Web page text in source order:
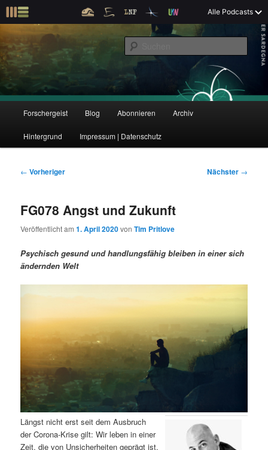
m
p
r
i
ä
Alle Podcasts
Forschergeist
Der Interview-Podcast zu Bildung und Forschung
u
e
p
Z
u
r
m
ä
r
n
I
n
Z
u
e
u
n
d
r
e
n
Forschergeist Blog Abonnieren Archiv
Hintergrund Impressum | Datenschutz
B
t
a
s
n
a
v
g
a
t
i
o
n
← Vorheriger Nächster →
FG078 Angst und Zukunft
Veröffentlicht am1. April 2020vonTim Pritlove
Psychisch gesund und handlungsfähig bleiben in einer sich
ändernden Welt
Längst nicht erst seit dem Ausbruch
der Corona-Krise gilt: Wir leben in einer
Zeit, die von Unsicherheiten geprägt ist.